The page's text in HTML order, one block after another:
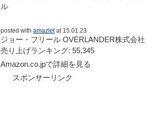
ル
posted with amazletat 15.01.23
ジョー・フリール OVERLANDER株式会社
売り上げランキング: 55,345
Amazon.co.jpで詳細を見る
スポンサーリンク